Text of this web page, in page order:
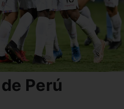
Perú